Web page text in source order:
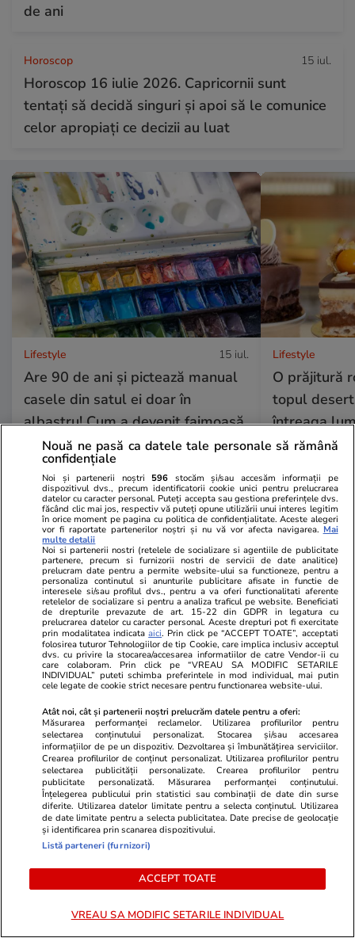
de ani
Horoscop 15 iul.
Horoscop 16 iulie 2026. Capricornii sunt
tentați să decidă singuri și apoi să le comunice
celor apropiați ce decizii au luat
Lifestyle 15 iul.
Are 90 de ani și pictează manual
casele din satul ei doar în
albastru! Cum a devenit faimoasă
o bunicuță
Lifestyle
O prăjitură
topul
întreaga
amintește
Lifestyle 14 iul.
De ce fulgerele se văd înainte
să se audă tunetul
Lifestyle 14 iul.
Ce este săpunul de Marsilia și
la ce se folosește
Lifestyle
Câte calorii au cireșele și ce
nutrienți conțin
Nouă ne pasă ca datele tale personale să rămână
confidențiale
Noi și partenerii noștri 596 stocăm și/sau accesăm informații pe
dispozitivul dvs., precum identificatorii cookie unici pentru prelucrarea
datelor cu caracter personal. Puteți accepta sau gestiona preferințele dvs.
făcând clic mai jos, respectiv vă puteți opune utilizării unui interes legitim
în orice moment pe pagina cu politica de confidențialitate. Aceste alegeri
vor fi raportate partenerilor noștri și nu vă vor afecta navigarea. Mai
multe detalii
Noi si partenerii nostri (retelele de socializare si agentiile de publicitate
partenere, precum si furnizorii nostri de servicii de date analitice)
prelucram date pentru a permite website-ului sa functioneze, pentru a
personaliza continutul si anunturile publicitare afisate in functie de
interesele si/sau profilul dvs., pentru a va oferi functionalitati aferente
retelelor de socializare si pentru a analiza traficul pe website. Beneficiati
de drepturile prevazute de art. 15-22 din GDPR in legatura cu
prelucrarea datelor cu caracter personal. Aceste drepturi pot fi exercitate
prin modalitatea indicataaici. Prin click pe “ACCEPT TOATE”, acceptati
folosirea tuturor Tehnologiilor de tip Cookie, care implica inclusiv acceptul
dvs. cu privire la stocarea/accesarea informatiilor de catre Vendor-ii cu
care colaboram. Prin click pe “VREAU SA MODIFIC SETARILE
INDIVIDUAL” puteti schimba preferintele in mod individual, mai putin
cele legate de cookie strict necesare pentru functionarea website-ului.
Atât noi, cât și partenerii noștri prelucrăm datele pentru a oferi:
Măsurarea performanței reclamelor. Utilizarea profilurilor pentru
selectarea conținutului personalizat. Stocarea și/sau accesarea
informațiilor de pe un dispozitiv. Dezvoltarea și îmbunătățirea serviciilor.
Crearea profilurilor de conținut personalizat. Utilizarea profilurilor pentru
selectarea publicității personalizate. Crearea profilurilor pentru
publicitate personalizată. Măsurarea performanței conținutului.
Înțelegerea publicului prin statistici sau combinații de date din surse
diferite. Utilizarea datelor limitate pentru a selecta conținutul. Utilizarea
de date limitate pentru a selecta publicitatea. Date precise de geolocație
și identificarea prin scanarea dispozitivului.
Listă parteneri (furnizori)
ACCEPT TOATE
VREAU SA MODIFIC SETARILE INDIVIDUAL